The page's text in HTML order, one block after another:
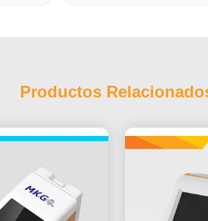
Productos